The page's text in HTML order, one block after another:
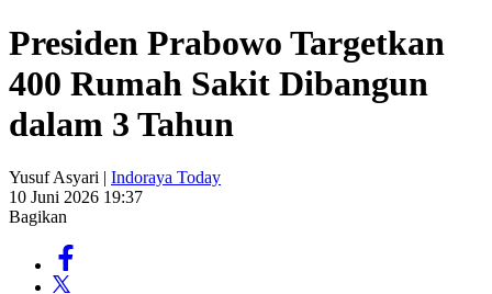
Presiden Prabowo Targetkan
400 Rumah Sakit Dibangun
dalam 3 Tahun
Yusuf Asyari | Indoraya Today
10 Juni 2026 19:37
Bagikan